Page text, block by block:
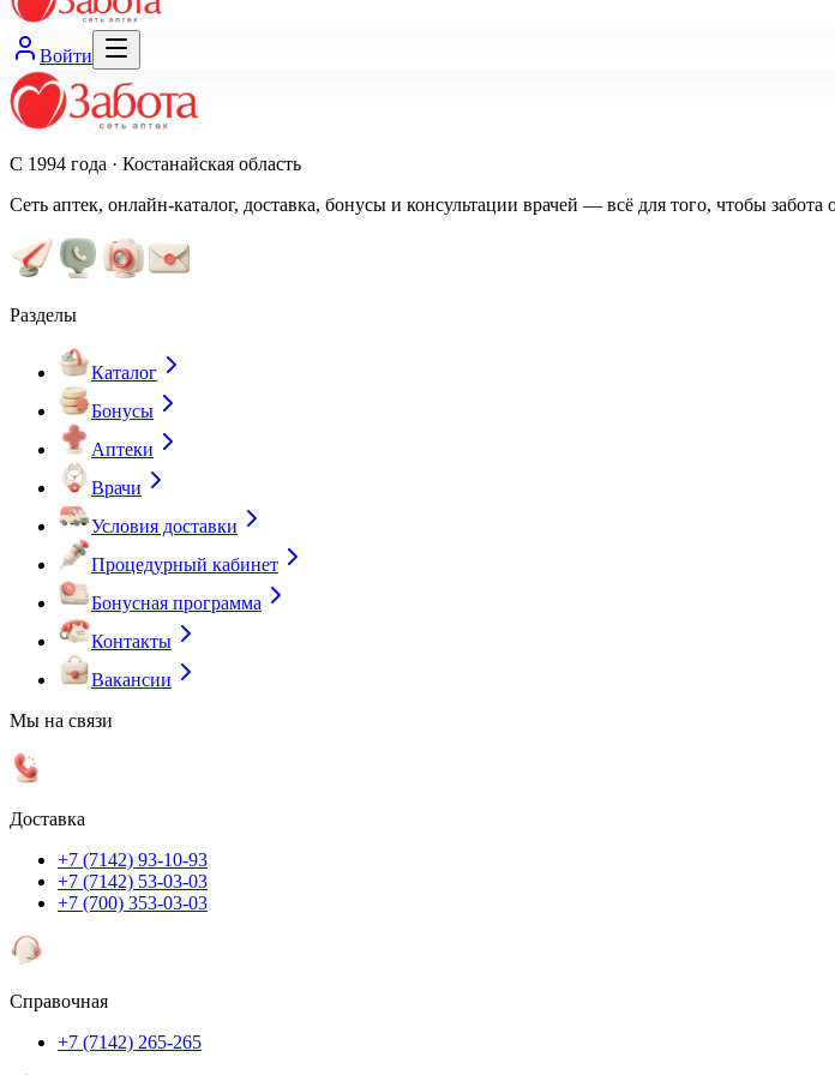
Войти
С 1994 года · Костанайская область
Сеть аптек, онлайн-каталог, доставка, бонусы и консультации врачей — всё для того, чтобы забота
Разделы
Каталог
Бонусы
Аптеки
Врачи
Условия доставки
Процедурный кабинет
Бонусная программа
Контакты
Вакансии
Мы на связи
Доставка
+7 (7142) 93-10-93
+7 (7142) 53-03-03
+7 (700) 353-03-03
Справочная
+7 (7142) 265-265